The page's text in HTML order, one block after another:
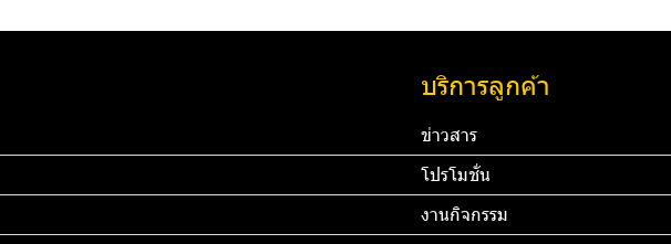
บริการลูกค้า
ข่าวสาร
โปรโมชั่น
งานกิจกรรม